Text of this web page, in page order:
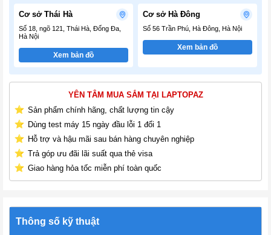
Cơ sở Thái Hà
Số 18, ngõ 121, Thái Hà, Đống Đa,
Hà Nội
Xem bản đồ
Cơ sở Hà Đông
Số 56 Trần Phú, Hà Đông, Hà Nội
Xem bản đồ
YÊN TÂM MUA SẮM TẠI LAPTOPAZ
Sản phẩm chính hãng, chất lượng tin cậy
Dùng test máy 15 ngày đầu lỗi 1 đổi 1
Hỗ trợ và hậu mãi sau bán hàng chuyên nghiệp
Trả góp ưu đãi lãi suất qua thẻ visa
Giao hàng hỏa tốc miễn phí toàn quốc
Thông số kỹ thuật